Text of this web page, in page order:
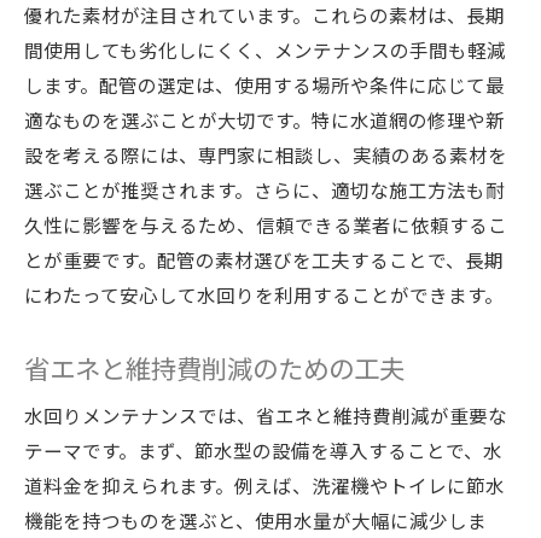
優れた素材が注目されています。これらの素材は、長期
間使用しても劣化しにくく、メンテナンスの手間も軽減
します。配管の選定は、使用する場所や条件に応じて最
適なものを選ぶことが大切です。特に水道網の修理や新
設を考える際には、専門家に相談し、実績のある素材を
選ぶことが推奨されます。さらに、適切な施工方法も耐
久性に影響を与えるため、信頼できる業者に依頼するこ
とが重要です。配管の素材選びを工夫することで、長期
にわたって安心して水回りを利用することができます。
省エネと維持費削減のための工夫
水回りメンテナンスでは、省エネと維持費削減が重要な
テーマです。まず、節水型の設備を導入することで、水
道料金を抑えられます。例えば、洗濯機やトイレに節水
機能を持つものを選ぶと、使用水量が大幅に減少しま